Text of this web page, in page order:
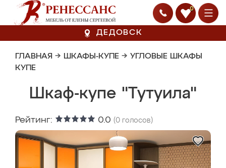
0
ДЕДОВСК
ГЛАВНАЯ → ШКАФЫ-КУПЕ → УГЛОВЫЕ ШКАФЫ
КУПЕ
Шкаф-купе "Тутуила"
Рейтинг: 0.0 (0 голосов)